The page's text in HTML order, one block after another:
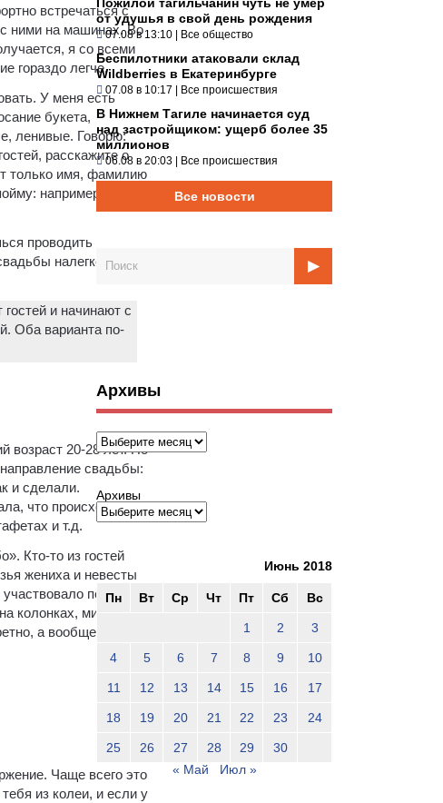
встречаться с
ними на машинах. Во
я со всеми
гораздо легче.
У меня есть
букета,
ленивые. Говорю:
расскажите о
только имя, фамилию
например, бег в
проводить
налегке: со
и начинают с
Оба варианта по-
возраст 20-28 лет. Но
свадьбы:
и сделали.
что происходит:
и т.д.
Кто-то из гостей
жениха и невесты
по 40
колонках, минут 30,
а вообще к
Чаще всего это
из колеи, и если у
от удушья в свой день рождения
07.08 в 13:10 | Все общество
Беспилотники атаковали склад
Wildberries в Екатеринбурге
07.08 в 10:17 | Все происшествия
В Нижнем Тагиле начинается суд
над застройщиком: ущерб более 35
миллионов
06.08 в 20:03 | Все происшествия
Все новости
Архивы
Архивы
Архивы
Июнь 2018
Пн Вт Ср Чт Пт Сб Вс
1 2 3
4 5 6 7 8 9 10
11 12 13 14 15 16 17
18 19 20 21 22 23 24
25 26 27 28 29
30
« Май
Июл »